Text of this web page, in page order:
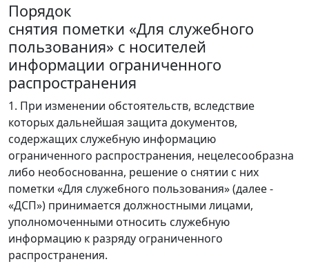
Порядок
снятия пометки «Для служебного
пользования» с носителей
информации ограниченного
распространения
1. При изменении обстоятельств, вследствие
которых дальнейшая защита документов,
содержащих служебную информацию
ограниченного распространения, нецелесообразна
либо необоснованна, решение о снятии с них
пометки «Для служебного пользования» (далее -
«ДСП») принимается должностными лицами,
уполномоченными относить служебную
информацию к разряду ограниченного
распространения.